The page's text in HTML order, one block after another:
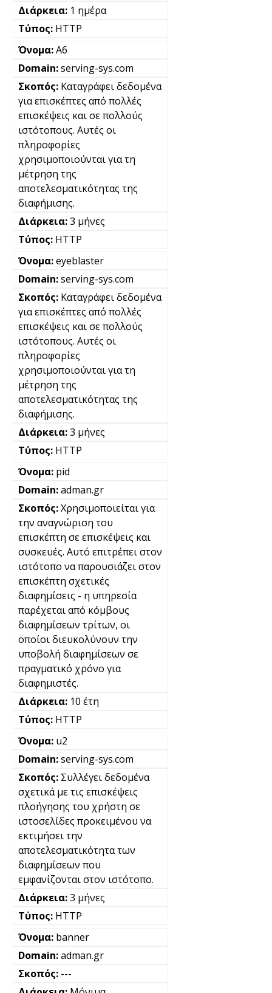
1 ημέρα
HTTP
A6
serving-sys.com
Καταγράφει δεδομένα
για επισκέπτες από πολλές
επισκέψεις και σε πολλούς
ιστότοπους. Αυτές οι
πληροφορίες
χρησιμοποιούνται για τη
μέτρηση της
αποτελεσματικότητας της
διαφήμισης.
3 μήνες
HTTP
eyeblaster
serving-sys.com
Καταγράφει δεδομένα
για επισκέπτες από πολλές
επισκέψεις και σε πολλούς
ιστότοπους. Αυτές οι
πληροφορίες
χρησιμοποιούνται για τη
μέτρηση της
αποτελεσματικότητας της
διαφήμισης.
3 μήνες
HTTP
pid
adman.gr
Χρησιμοποιείται για
την αναγνώριση του
επισκέπτη σε επισκέψεις και
συσκευές. Αυτό επιτρέπει στον
ιστότοπο να παρουσιάζει στον
επισκέπτη σχετικές
διαφημίσεις - η υπηρεσία
παρέχεται από κόμβους
διαφημίσεων τρίτων, οι
οποίοι διευκολύνουν την
υποβολή διαφημίσεων σε
πραγματικό χρόνο για
διαφημιστές.
10 έτη
HTTP
u2
serving-sys.com
Συλλέγει δεδομένα
σχετικά με τις επισκέψεις
πλοήγησης του χρήστη σε
ιστοσελίδες προκειμένου να
εκτιμήσει την
αποτελεσματικότητα των
διαφημίσεων που
εμφανίζονται στον ιστότοπο.
3 μήνες
HTTP
banner
adman.gr
---